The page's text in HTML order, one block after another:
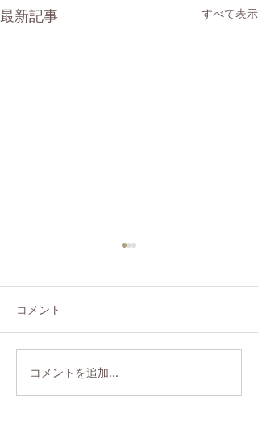
最新記事 すべて表示
お宮参り出張写真撮影
神戸湊川神社
コメント
コメントを追加…